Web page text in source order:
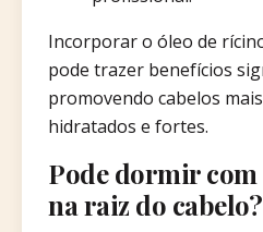
Incorporar o óleo de
pode trazer benefícios
promovendo cabelos
hidratados e fortes.
Pode dormir
na raiz do cabelo?